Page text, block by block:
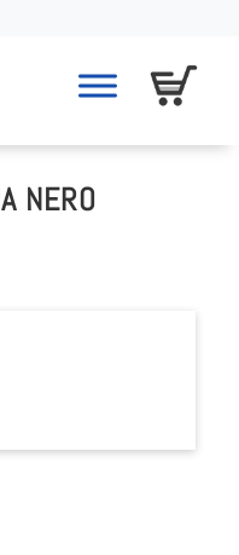
NERO